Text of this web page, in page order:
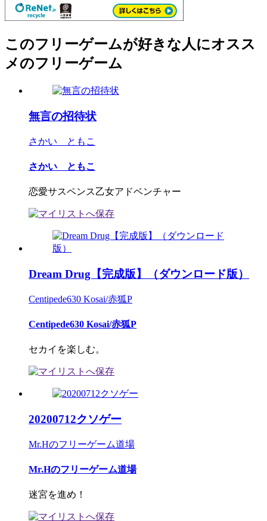
このフリーゲームが好きな人にオスス
メのフリーゲーム
無言の招待状
さかい ともこ
さかい ともこ
恋愛サスペンス乙女アドベンチャー
Dream Drug【完成版】（ダウンロード版）
Centipede630 Kosai/赤狐P
Centipede630 Kosai/赤狐P
セカイを楽しむ。
20200712クソゲー
Mr.Hのフリーゲーム道場
Mr.Hのフリーゲーム道場
迷宮を進め！